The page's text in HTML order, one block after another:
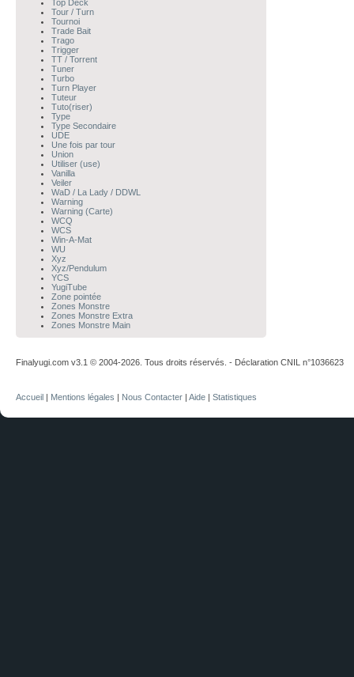
Top Deck
Tour / Turn
Tournoi
Trade Bait
Trago
Trigger
TT / Torrent
Tuner
Turbo
Turn Player
Tuteur
Tuto(riser)
Type
Type Secondaire
UDE
Une fois par tour
Union
Utiliser (use)
Vanilla
Veiler
WaD / La Lady / DDWL
Warning
Warning (Carte)
WCQ
WCS
Win-A-Mat
WU
Xyz
Xyz/Pendulum
YCS
YugiTube
Zone pointée
Zones Monstre
Zones Monstre Extra
Zones Monstre Main
Finalyugi.com v3.1 © 2004-2026. Tous droits réservés. - Déclaration CNIL n°1036623
Accueil | Mentions légales | Nous Contacter | Aide | Statistiques